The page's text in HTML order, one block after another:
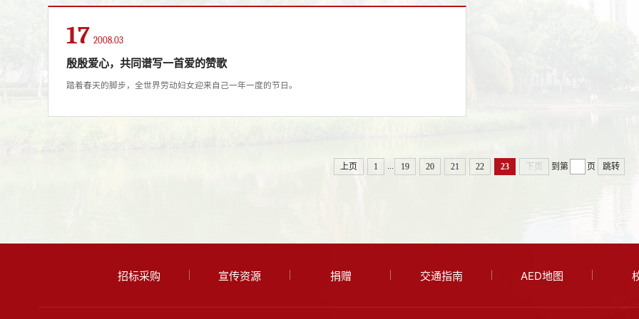
17 2008.03
殷殷爱心，共同谱写一首爱的赞歌
踏着春天的脚步，全世界劳动妇女迎来自己一年一度的节日。
上页 1 19 20 21 22 23 下页 到第 页 跳转
招标采购 宣传资源 捐赠 交通指南 AED地图